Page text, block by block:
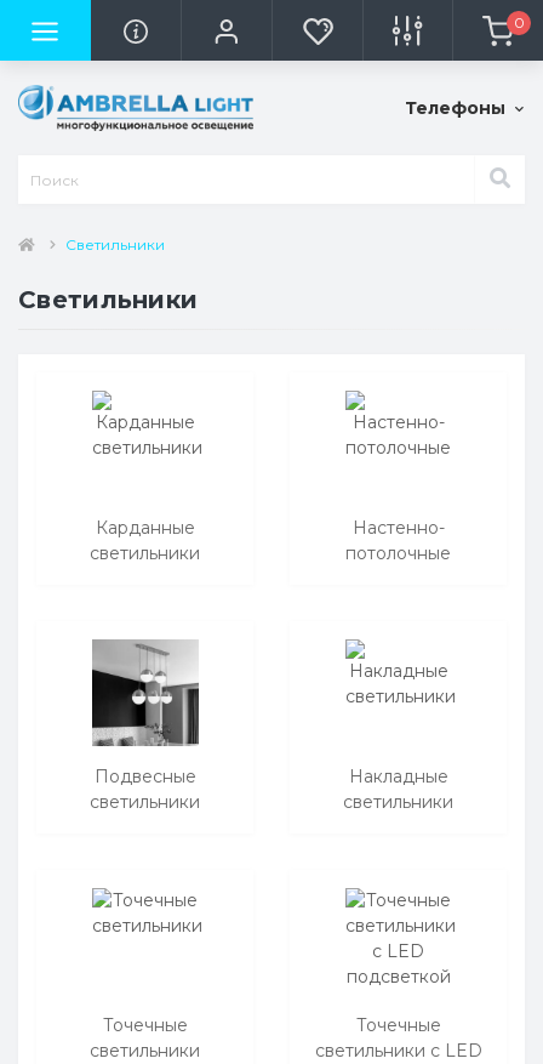
0
Телефоны
Светильники
Светильники
Карданные
светильники
Настенно-
потолочные
Подвесные
светильники
Накладные
светильники
Точечные
светильники
Точечные
светильники с LED